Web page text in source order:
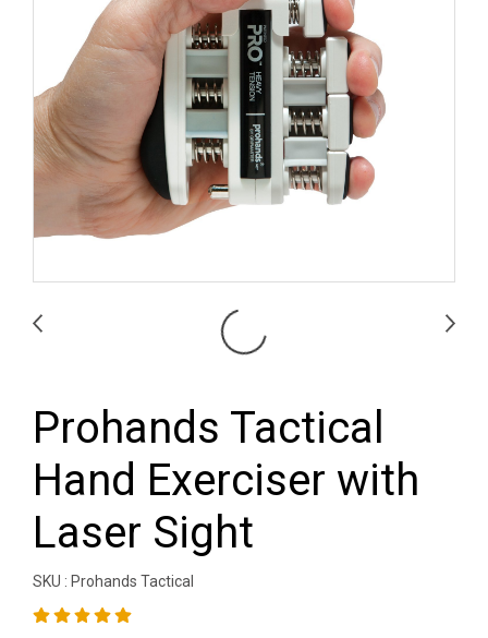
Prohands Tactical
Hand Exerciser with
Laser Sight
SKU : Prohands Tactical